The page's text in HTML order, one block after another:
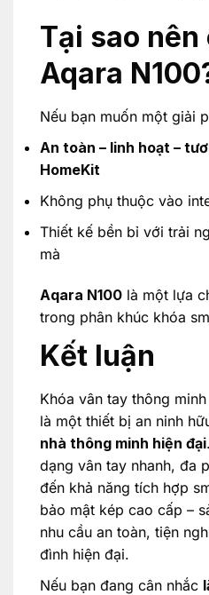
Tại sao
Aqara
Nếu bạn muốn một giải
An toàn – linh hoạt –
HomeKit
Không phụ thuộc vào
Thiết kế bền bỉ với trải
mà
Aqara N100là một lựa
trong phân khúc khóa
Kết luận
Khóa vân tay thông minh
là một thiết bị an ninh
nhà thông minh hiện đại
dạng vân tay nhanh, đa
đến khả năng tích hợp
bảo mật kép cao cấp –
nhu cầu an toàn, tiện
đình hiện đại.
Nếu bạn đang cân nhắc